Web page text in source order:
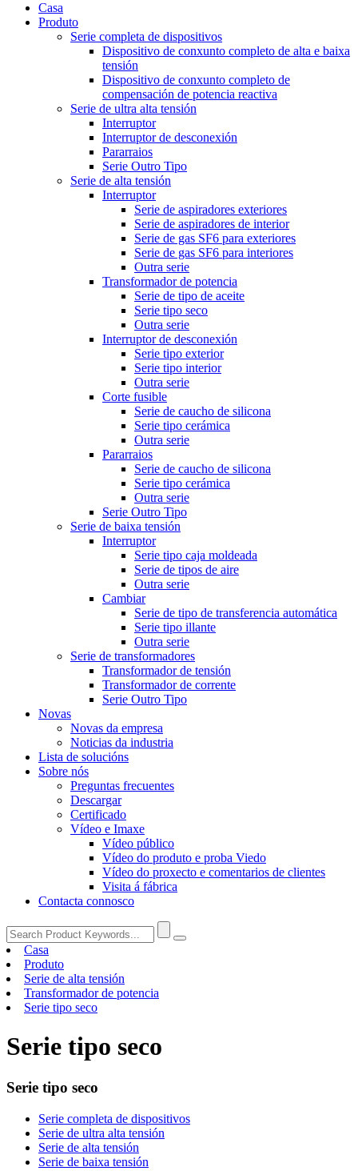
Casa
Produto
Serie completa de dispositivos
Dispositivo de conxunto completo de alta e baixa
tensión
Dispositivo de conxunto completo de
compensación de potencia reactiva
Serie de ultra alta tensión
Interruptor
Interruptor de desconexión
Pararraios
Serie Outro Tipo
Serie de alta tensión
Interruptor
Serie de aspiradores exteriores
Serie de aspiradores de interior
Serie de gas SF6 para exteriores
Serie de gas SF6 para interiores
Outra serie
Transformador de potencia
Serie de tipo de aceite
Serie tipo seco
Outra serie
Interruptor de desconexión
Serie tipo exterior
Serie tipo interior
Outra serie
Corte fusible
Serie de caucho de silicona
Serie tipo cerámica
Outra serie
Pararraios
Serie de caucho de silicona
Serie tipo cerámica
Outra serie
Serie Outro Tipo
Serie de baixa tensión
Interruptor
Serie tipo caja moldeada
Serie de tipos de aire
Outra serie
Cambiar
Serie de tipo de transferencia automática
Serie tipo illante
Outra serie
Serie de transformadores
Transformador de tensión
Transformador de corrente
Serie Outro Tipo
Novas
Novas da empresa
Noticias da industria
Lista de solucións
Sobre nós
Preguntas frecuentes
Descargar
Certificado
Vídeo e Imaxe
Vídeo público
Vídeo do produto e proba Viedo
Vídeo do proxecto e comentarios de clientes
Visita á fábrica
Contacta connosco
Casa
Produto
Serie de alta tensión
Transformador de potencia
Serie tipo seco
Serie tipo seco
Serie tipo seco
Serie completa de dispositivos
Serie de ultra alta tensión
Serie de alta tensión
Serie de baixa tensión